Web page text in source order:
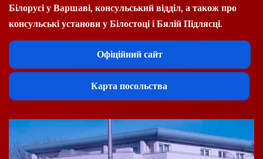
Білорусі у Варшаві, консульський відділ, а також про
консульські установи у Білостоці і Бялій Підлясці.
Офіційний сайт
Карта посольства